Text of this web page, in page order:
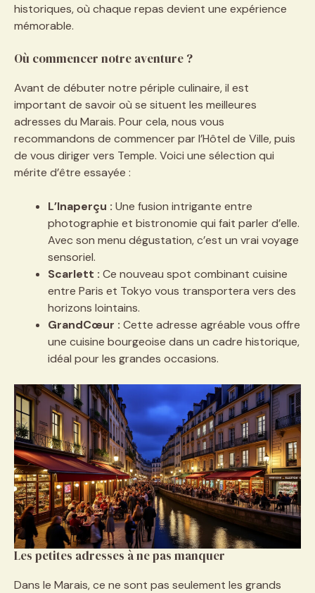
historiques, où chaque repas devient une expérience
mémorable.
Où commencer notre aventure ?
Avant de débuter notre périple culinaire, il est
important de savoir où se situent les meilleures
adresses du Marais. Pour cela, nous vous
recommandons de commencer par l’Hôtel de Ville, puis
de vous diriger vers Temple. Voici une sélection qui
mérite d’être essayée :
L’Inaperçu : Une fusion intrigante entre
photographie et bistronomie qui fait parler d’elle.
Avec son menu dégustation, c’est un vrai voyage
sensoriel.
Scarlett : Ce nouveau spot combinant cuisine
entre Paris et Tokyo vous transportera vers des
horizons lointains.
GrandCœur : Cette adresse agréable vous offre
une cuisine bourgeoise dans un cadre historique,
idéal pour les grandes occasions.
Les petites adresses à ne pas manquer
Dans le Marais, ce ne sont pas seulement les grands